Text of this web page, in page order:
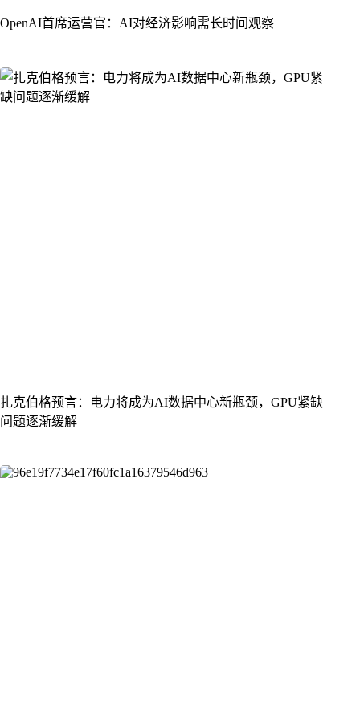
OpenAI首席运营官：AI对经济影响需长时间观察
扎克伯格预言：电力将成为AI数据中心新瓶颈，GPU紧缺
问题逐渐缓解